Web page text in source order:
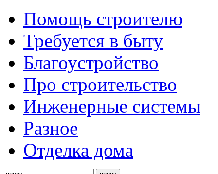
Помощь строителю
Требуется в быту
Благоустройство
Про строительство
Инженерные системы
Разное
Отделка дома